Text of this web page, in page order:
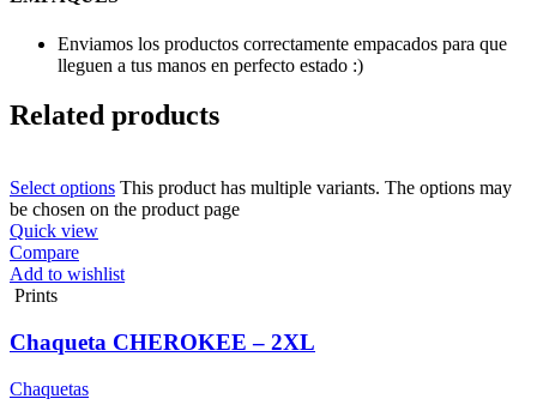
Enviamos los productos correctamente empacados para que
lleguen a tus manos en perfecto estado :)
Related products
Select options This product has multiple variants. The options may
be chosen on the product page
Quick view
Compare
Add to wishlist
Prints
Chaqueta CHEROKEE – 2XL
Chaquetas